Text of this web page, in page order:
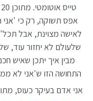
שלעולם לא יחזור עוד,
מבין איך יתכן שאיש
אני אדם בעיקר כעוס,